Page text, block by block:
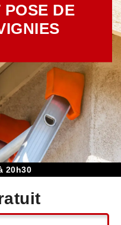
POSE DE
20h30